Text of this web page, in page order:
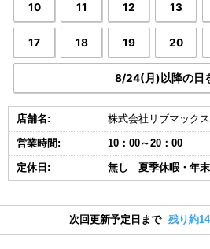
10 11 12 13
17 18 19 20
8/24(月)以降の日
店舗名: 株式会社リブマック
営業時間: 10：00～20：00
定休日: 無し 夏季休暇・年
次回更新予定日まで 残り約